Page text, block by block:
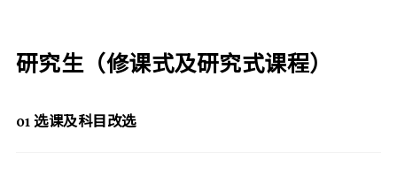
研究生（修课式及研究式课程）
01选课及科目改选